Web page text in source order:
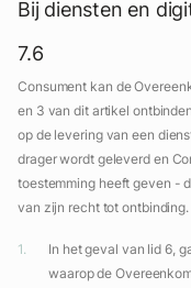
Bij diensten en
7.6
Consument kan de
en 3 van dit artikel
op de levering van een
drager wordt geleverd en
toestemming heeft geven -
van zijn recht tot ontbinding.
In het geval van lid 6,
waarop de